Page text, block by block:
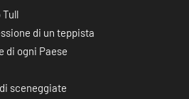
Tull
di un teppista
di ogni Paese
sceneggiate